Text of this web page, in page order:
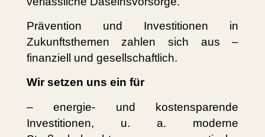
Prävention und Investitionen in
Zukunftsthemen zahlen sich aus –
finanziell und gesellschaftlich.
Wir setzen uns ein für
– energie- und kostensparende
Investitionen, u. a. moderne